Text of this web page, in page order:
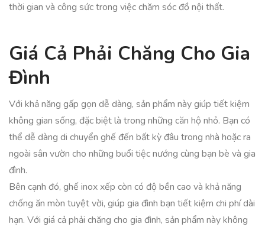
thời gian và công sức trong việc chăm sóc đồ nội thất.
Giá Cả Phải Chăng Cho Gia
Đình
Với khả năng gấp gọn dễ dàng, sản phẩm này giúp tiết kiệm
không gian sống, đặc biệt là trong những căn hộ nhỏ. Bạn có
thể dễ dàng di chuyển ghế đến bất kỳ đâu trong nhà hoặc ra
ngoài sân vườn cho những buổi tiệc nướng cùng bạn bè và gia
đình.
Bên cạnh đó, ghế inox xếp còn có độ bền cao và khả năng
chống ăn mòn tuyệt vời, giúp gia đình bạn tiết kiệm chi phí dài
hạn. Với giá cả phải chăng cho gia đình, sản phẩm này không